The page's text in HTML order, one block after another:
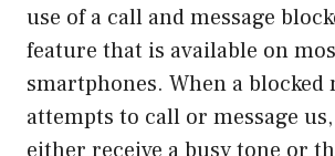
use of a call and message
feature that is available on
smartphones. When a blocked
attempts to call or message